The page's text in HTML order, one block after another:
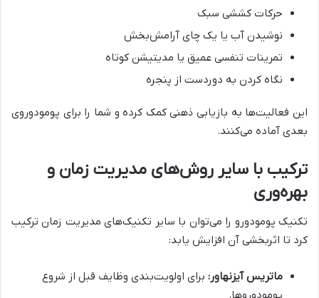
حرکات کششی سبک
نوشیدن آب یا یک چای آرامش‌بخش
تمرینات تنفسی عمیق یا مدیتیشن کوتاه
نگاه کردن به دوردست از پنجره
این فعالیت‌ها به بازیابی ذهنی کمک کرده و شما را برای پومودوروی
بعدی آماده می‌کنند.
ترکیب با سایر روش‌های مدیریت زمان و
بهره‌وری
تکنیک پومودورو را می‌توان با سایر تکنیک‌های مدیریت زمان ترکیب
کرد تا اثربخشی آن افزایش یابد:
ماتریس آیزنهاور: برای اولویت‌بندی وظایف قبل از شروع
پومودوروها.